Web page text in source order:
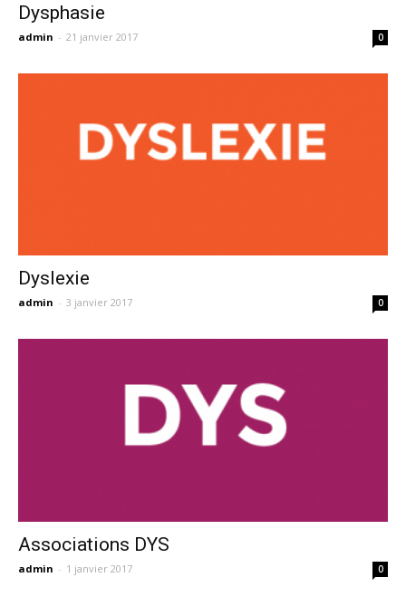
Dysphasie
admin - 21 janvier 2017 0
Dyslexie
admin - 3 janvier 2017 0
Associations DYS
admin - 1 janvier 2017 0